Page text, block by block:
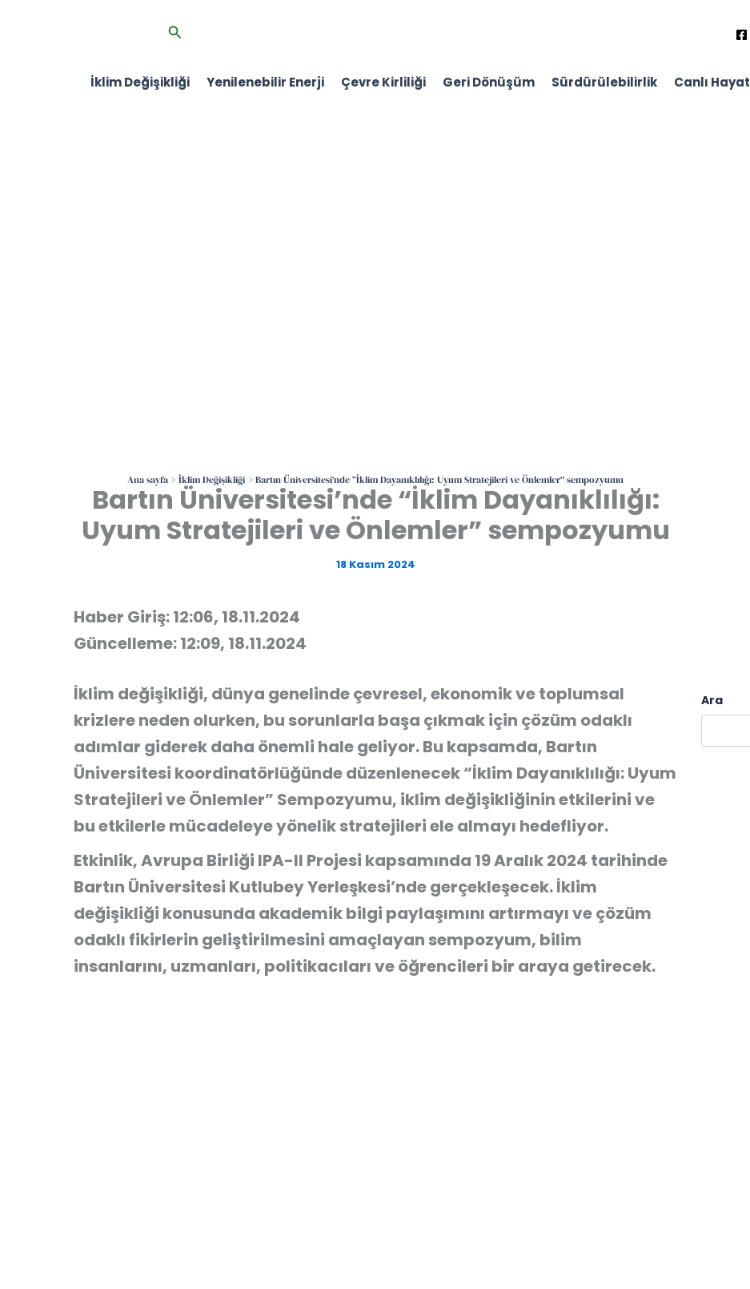
Arama
İklim Değişikliği Yenilenebilir Enerji Çevre Kirliliği Geri Dönüşüm Sürdürülebilirlik Canlı Hayat
Ana sayfa İklim Değişikliği Bartın Üniversitesi’nde “İklim Dayanıklılığı: Uyum Stratejileri ve Önlemler” sempozyumu
Bartın Üniversitesi’nde “İklim Dayanıklılığı:
Uyum Stratejileri ve Önlemler” sempozyumu
18 Kasım 2024
Haber Giriş: 12:06, 18.11.2024
Güncelleme: 12:09, 18.11.2024
İklim değişikliği, dünya genelinde çevresel, ekonomik ve toplumsal
krizlere neden olurken, bu sorunlarla başa çıkmak için çözüm odaklı
adımlar giderek daha önemli hale geliyor. Bu kapsamda, Bartın
Üniversitesi koordinatörlüğünde düzenlenecek“İklim Dayanıklılığı: Uyum
Stratejileri ve Önlemler” Sempozyumu, iklim değişikliğinin etkilerini ve
bu etkilerle mücadeleye yönelik stratejileri ele almayı hedefliyor.
Etkinlik, Avrupa Birliği IPA-II Projesi kapsamında 19 Aralık 2024 tarihinde
Bartın Üniversitesi Kutlubey Yerleşkesi’nde gerçekleşecek. İklim
değişikliği konusunda akademik bilgi paylaşımını artırmayı ve çözüm
odaklı fikirlerin geliştirilmesini amaçlayan sempozyum, bilim
insanlarını, uzmanları, politikacıları ve öğrencileri bir araya getirecek.
Ara